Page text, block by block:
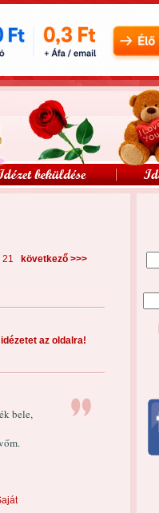
21 következő >>>
az oldalra!
bele,